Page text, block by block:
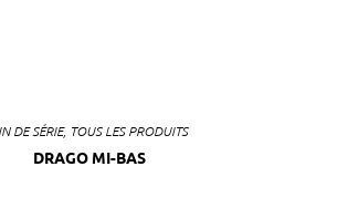
DE SÉRIE, TOUS LES PRODUITS
DRAGO MI-BAS